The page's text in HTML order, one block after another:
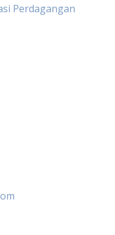
Perdagangan